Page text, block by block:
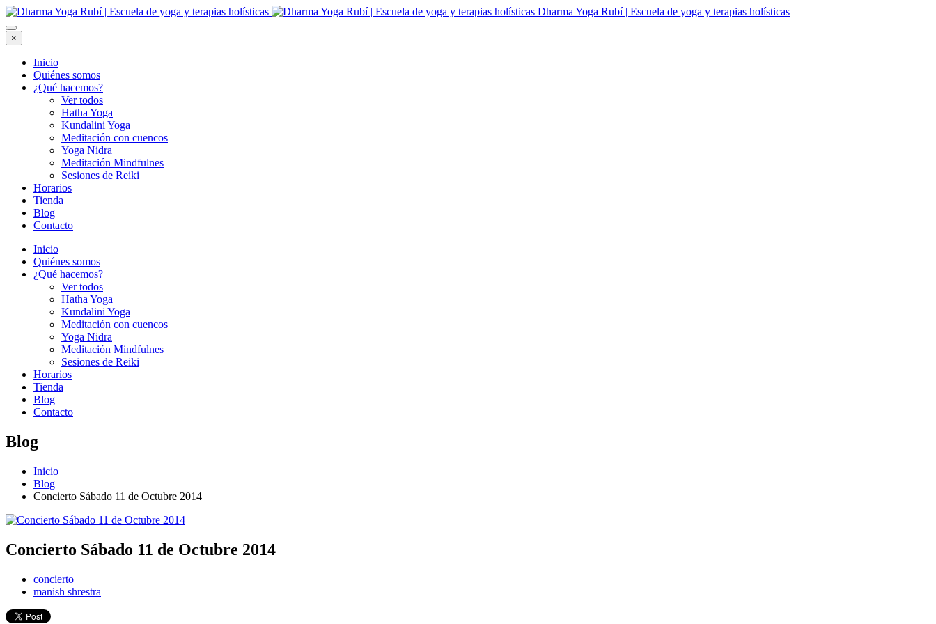
Dharma Yoga Rubí | Escuela de yoga y terapias holísticas
×
Inicio
Quiénes somos
¿Qué hacemos?
Ver todos
Hatha Yoga
Kundalini Yoga
Meditación con cuencos
Yoga Nidra
Meditación Mindfulnes
Sesiones de Reiki
Horarios
Tienda
Blog
Contacto
Inicio
Quiénes somos
¿Qué hacemos?
Ver todos
Hatha Yoga
Kundalini Yoga
Meditación con cuencos
Yoga Nidra
Meditación Mindfulnes
Sesiones de Reiki
Horarios
Tienda
Blog
Contacto
Blog
Inicio
Blog
Concierto Sábado 11 de Octubre 2014
Concierto Sábado 11 de Octubre 2014
concierto
manish shrestra